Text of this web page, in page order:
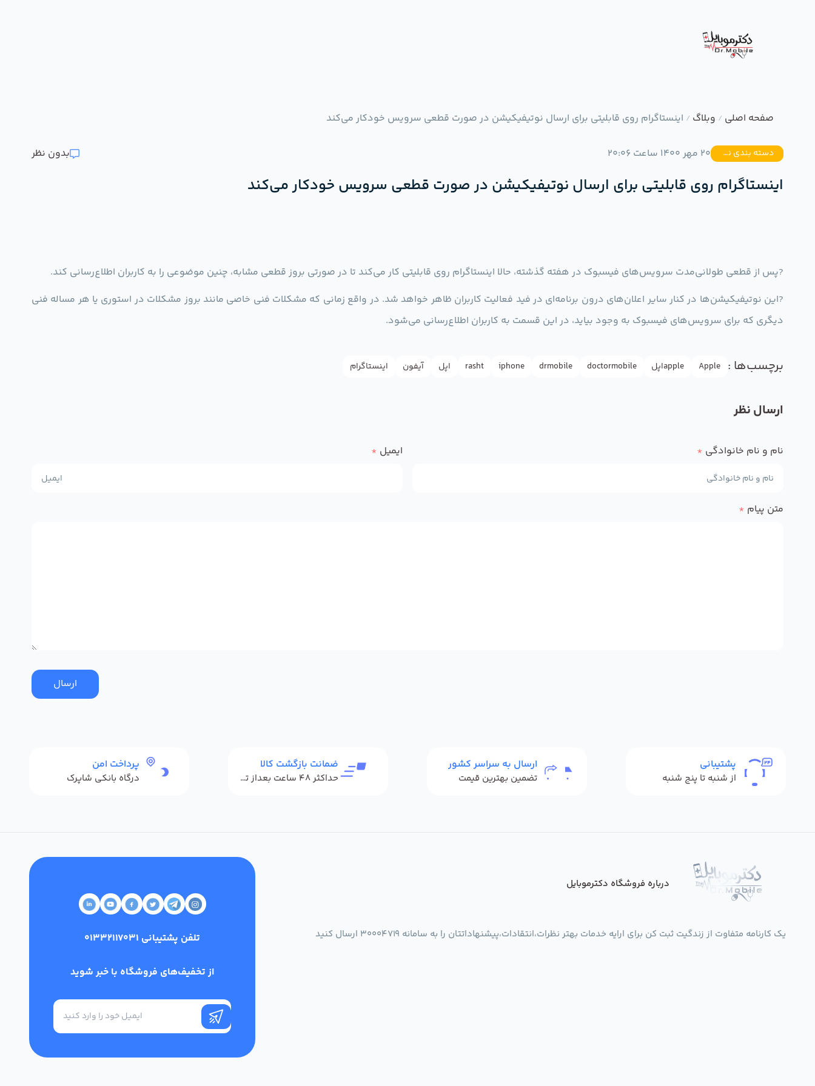
صفحه اصلی / وبلاگ / اینستاگرام روی قابلیتی برای ارسال نوتیفیکیشن در صورت قطعی سرویس خودکار می‌کند
دسته بندی نشده 20 مهر 1400 ساعت 20:06 بدون نظر
اینستاگرام روی قابلیتی برای ارسال نوتیفیکیشن در صورت قطعی سرویس خودکار می‌کند
?پس از قطعی طولانی‌مدت سرویس‌های فیسبوک در هفته گذشته، حالا اینستاگرام روی قابلیتی کار می‌کند تا در صورتی بروز قطعی مشابه، چنین موضوعی را به کاربران اطلاع‌رسانی کند.
?این نوتیفیکیشن‌ها در کنار سایر اعلان‌های درون برنامه‌ای در فید فعالیت کاربران ظاهر خواهد شد. در واقع زمانی که مشکلات فنی خاصی مانند بروز مشکلات در استوری یا هر مساله‌ فنی
دیگری که برای سرویس‌های فیسبوک به وجود بیاید،‌ در این قسمت به کاربران اطلاع‌رسانی می‌شود.
برچسب‌ها : Apple appleاپل doctormobile
drmobile
iphone
rasht اپل آیفون اینستاگرام
ارسال نظر
نام و نام خانوادگی * ایمیل *
متن پیام *
ارسال
پشتیبانی
از شنبه تا پنج شنبه
ارسال به سراسر کشور
تضمین بهترین قیمت
ضمانت بازگشت کالا
حداکثر 48 ساعت بعداز تحویل
پرداخت امن
درگاه بانکی شاپرک
درباره فروشگاه دکترموبایل
یک کارنامه متفاوت از زندگیت ثبت کن برای ارایه خدمات بهتر نظرات،انتقادات،پیشنهاداتتان را به سامانه 30004719 ارسال کنید تلفن پشتیبانی 01332117031
از تخفیف‌های فروشگاه با خبر شوید